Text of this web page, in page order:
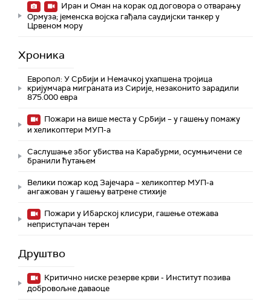
Иран и Оман на корак од договора о отварању
Ормуза; jеменска војска гађала саудијски танкер у
Црвеном мору
Хроника
Европол: У Србији и Немачкој ухапшена тројица
кријумчара миграната из Сирије, незаконито зарадили
875.000 евра
Пожари на више места у Србији – у гашењу помажу
и хеликоптери МУП-а
Саслушање због убиства на Карабурми, осумњичени се
бранили ћутањем
Велики пожар код Зајечара – хеликоптер МУП-а
ангажован у гашењу ватрене стихије
Пожари у Ибарској клисури, гашење отежава
неприступачан терен
Друштво
Критично ниске резерве крви - Институт позива
добровољне даваоце